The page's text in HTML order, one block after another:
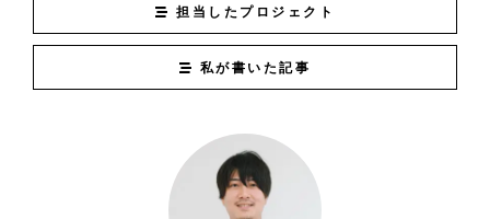
担当したプロジェクト
私が書いた記事